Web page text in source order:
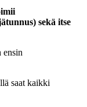
sekä itse
ensin
saat kaikki